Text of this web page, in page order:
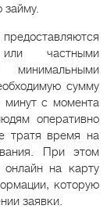
или частными
сумму
минут с момента
оперативно
тратя время на
При этом
онлайн на карту
которую
заявки.